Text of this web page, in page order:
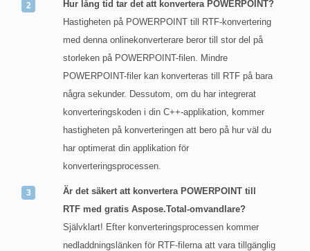
Hur lång tid tar det att konvertera POWERPOINT?
Hastigheten på POWERPOINT till RTF-konvertering
med denna onlinekonverterare beror till stor del på
storleken på POWERPOINT-filen. Mindre
POWERPOINT-filer kan konverteras till RTF på bara
några sekunder. Dessutom, om du har integrerat
konverteringskoden i din C++-applikation, kommer
hastigheten på konverteringen att bero på hur väl du
har optimerat din applikation för
konverteringsprocessen.
Är det säkert att konvertera POWERPOINT till
RTF med gratis Aspose.Total-omvandlare?
Självklart! Efter konverteringsprocessen kommer
nedladdningslänken för RTF-filerna att vara tillgänglig